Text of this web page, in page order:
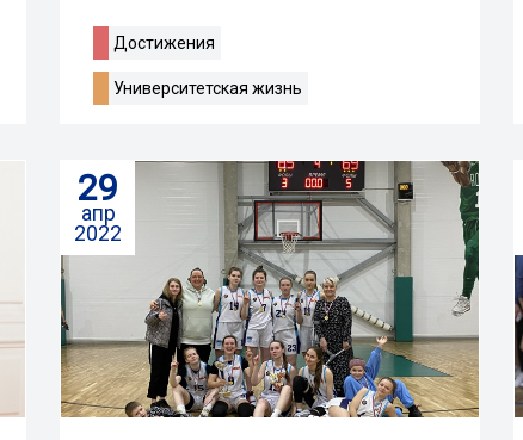
Достижения
Университетская жизнь
29
апр
2022